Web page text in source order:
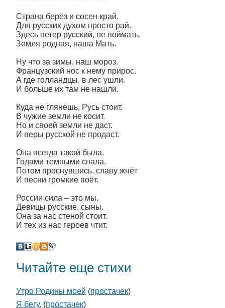
Страна берёз и сосен край.
Для русских духом просто рай.
Здесь ветер русский, не поймать.
Земля родная, наша Мать.
Ну что за зимы, наш мороз.
Французский нос к нему прирос.
А где голландцы, в лес ушли.
И больше их там не нашли.
Куда не глянешь, Русь стоит.
В чужие земли не косит.
Но и своей земли не даст.
И веры русской не продаст.
Она всегда такой была.
Годами темными спала.
Потом проснувшись, славу жнёт
И песни громкие поёт.
России сила – это мы.
Девицы русские, сыны.
Она за нас стеной стоит.
И тех из нас героев чтит.
Читайте еще стихи
Утро Родины моей (простачек)
Я бегу. (простачек)